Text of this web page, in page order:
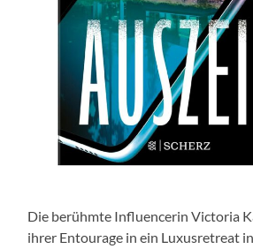
Die berühmte Influencerin Victoria
ihrer Entourage in ein Luxusretreat